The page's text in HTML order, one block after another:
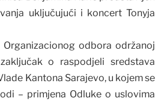
uključujući i koncert Tonyja
odbora održanoj
o raspodjeli sredstava
Kantona Sarajevo, u kojem se
– primjena Odluke o uslovima